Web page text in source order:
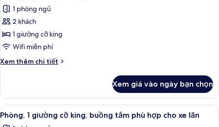
cho
xe
lăn
buồng
tắm
hợp
cho
lăn
cả
ảnh
Phòng,
1
giường
cỡ
1 phòng ngủ
2 khách
1 giường cỡ king
Wifi miễn phí
Xem thêm chi tiết
Chi
Phòng,
giường
Xem giá vào ngày bạn chọn
Xem
tất
Bộ trải giường bằng vải cotton Ai
8
Phòng, 1 giường cỡ king, buồng tắm phù hợp cho xe lăn